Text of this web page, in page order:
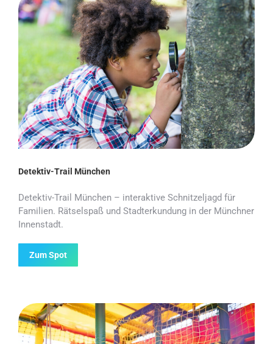
Detektiv-Trail München
Detektiv-Trail München – interaktive Schnitzeljagd für
Familien. Rätselspaß und Stadterkundung in der Münchner
Innenstadt.
Zum Spot